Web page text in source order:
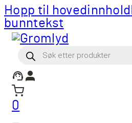
Hopp til hovedinnhold
bunntekst
Products
search
0